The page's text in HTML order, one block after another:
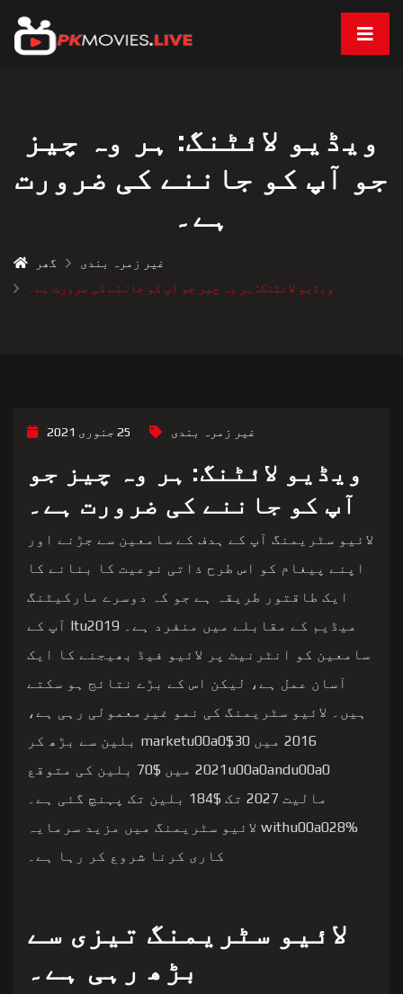
ویڈیو لائٹنگ: ہر وہ چیز
جو آپ کو جاننے کی ضرورت
ہے۔
گھر
غیر زمرہ بندی
ویڈیو لائٹنگ: ہر وہ چیز جو آپ کو جاننے کی ضرورت ہے۔
25 جنوری 2021 غیر زمرہ بندی
ویڈیو لائٹنگ: ہر وہ چیز جو
آپ کو جاننے کی ضرورت ہے۔
لائیو سٹریمنگ آپ کے ہدف کے سامعین سے جڑنے اور
اپنے پیغام کو اس طرح ذاتی نوعیت کا بنانے کا
ایک طاقتور طریقہ ہے جو کہ دوسرے مارکیٹنگ
میڈیم کے مقابلے میں منفرد ہے۔ Itu2019 آپ کے
سامعین کو انٹرنیٹ پر لائیو فیڈ بھیجنے کا ایک
آسان عمل ہے، لیکن اس کے بڑے نتائج ہو سکتے
ہیں۔ لائیو سٹریمنگ کی نمو غیرمعمولی رہی ہے،
2016 میں marketu00a0$30 بلین سے بڑھ کر
2021u00a0andu00a0 میں $70 بلین کی متوقع
مالیت 2027 تک $184 بلین تک پہنچ گئی ہے۔
withu00a028% لائیو سٹریمنگ میں مزید سرمایہ
کاری کرنا شروع کر رہا ہے۔
لائیو سٹریمنگ تیزی سے
بڑھ رہی ہے۔